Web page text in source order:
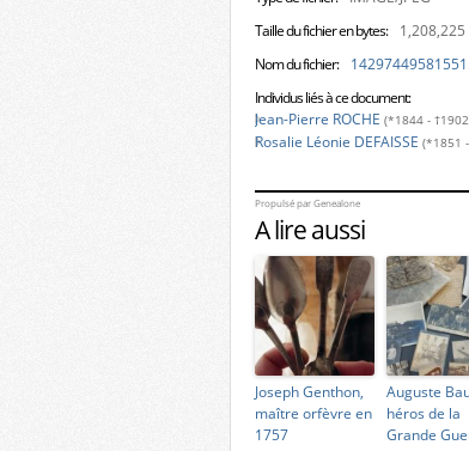
Taille du fichier en bytes:
1,208,225
Nom du fichier:
Individus liés à ce document:
Jean-Pierre ROCHE (*1844 -
Rosalie Léonie DEFAISSE (*1851
Propulsé par Genealone
A lire aussi
Joseph Genthon,
maître orfèvre en
1757
Auguste
héros de la
Grande